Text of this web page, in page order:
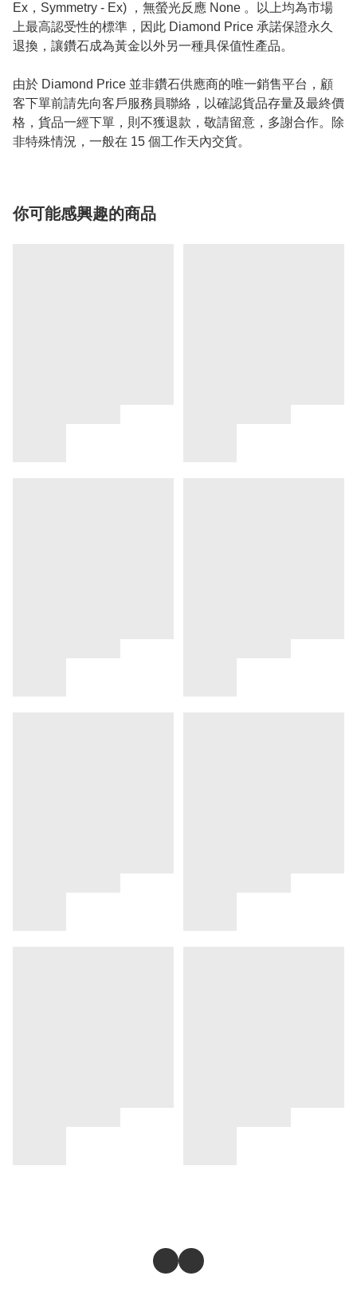
Ex，Symmetry - Ex) ，無螢光反應 None 。以上均為市場
上最高認受性的標準，因此 Diamond Price 承諾保證永久
退換，讓鑽石成為黃金以外另一種具保值性產品。
由於 Diamond Price 並非鑽石供應商的唯一銷售平台，顧
客下單前請先向客戶服務員聯絡，以確認貨品存量及最終價
格，貨品一經下單，則不獲退款，敬請留意，多謝合作。除
非特殊情況，一般在 15 個工作天內交貨。
你可能感興趣的商品